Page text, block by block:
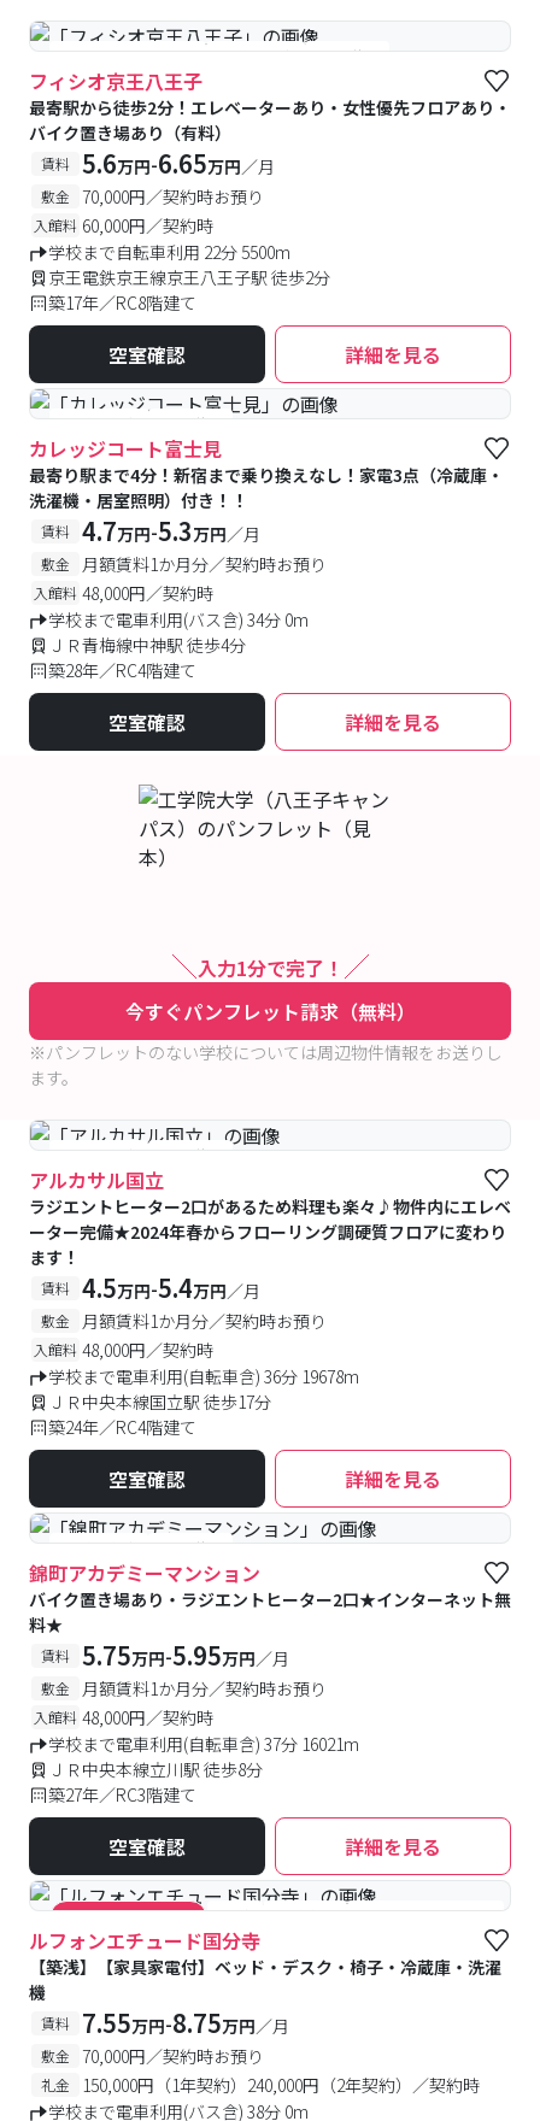
#女性専用フロアあり #予約受付中 #空室待ち
フィシオ京王八王子
最寄駅から徒歩2分！エレベーターあり・女性優先フロアあり・
バイク置き場あり（有料）
賃料 5.6万円-6.65万円／月
敷金 70,000円／契約時お預り
入館料 60,000円／契約時
学校まで自転車利用 22分 5500m
京王電鉄京王線京王八王子駅 徒歩2分
築17年／RC8階建て
空室確認 詳細を見る
#予約受付中 #空室待ち
カレッジコート富士見
最寄り駅まで4分！新宿まで乗り換えなし！家電3点（冷蔵庫・
洗濯機・居室照明）付き！！
賃料 4.7万円-5.3万円／月
敷金 月額賃料1か月分／契約時お預り
入館料 48,000円／契約時
学校まで電車利用(バス含) 34分 0m
ＪＲ青梅線中神駅 徒歩4分
築28年／RC4階建て
空室確認 詳細を見る
入力1分で完了！
今すぐパンフレット請求（無料）
※パンフレットのない学校については周辺物件情報をお送りし
ます。
#予約受付中 #空室待ち
アルカサル国立
ラジエントヒーター2口があるため料理も楽々♪物件内にエレベ
ーター完備★2024年春からフローリング調硬質フロアに変わり
ます！
賃料 4.5万円-5.4万円／月
敷金 月額賃料1か月分／契約時お預り
入館料 48,000円／契約時
学校まで電車利用(自転車含) 36分 19678m
ＪＲ中央本線国立駅 徒歩17分
築24年／RC4階建て
空室確認 詳細を見る
#予約受付中 #空室待ち
錦町アカデミーマンション
バイク置き場あり・ラジエントヒーター2口★インターネット無
料★
賃料 5.75万円-5.95万円／月
敷金 月額賃料1か月分／契約時お預り
入館料 48,000円／契約時
学校まで電車利用(自転車含) 37分 16021m
ＪＲ中央本線立川駅 徒歩8分
築27年／RC3階建て
空室確認 詳細を見る
#キャンペーン実施中 #築浅 #食事付き #女性専用フロアあり
ルフォンエチュード国分寺
【築浅】【家具家電付】ベッド・デスク・椅子・冷蔵庫・洗濯
機
賃料 7.55万円-8.75万円／月
敷金 70,000円／契約時お預り
礼金
150,000円（1年契約）240,000円（2年契約）／契約時
学校まで電車利用(バス含) 38分 0m